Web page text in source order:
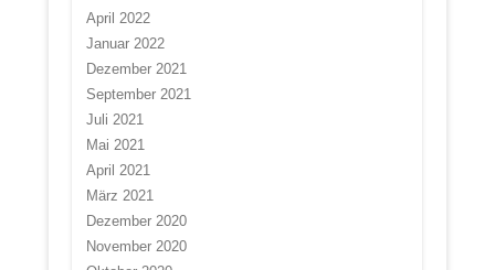
April 2022
Januar 2022
Dezember 2021
September 2021
Juli 2021
Mai 2021
April 2021
März 2021
Dezember 2020
November 2020